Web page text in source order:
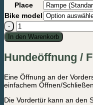
Place
Bike model
Hundeöffnung
/
Frontöffnung
In den Warenkorb
Hundeöffnung /
Eine Öffnung an der
einfachem Öffnen/Schließen.
Die Vordertür kann an den